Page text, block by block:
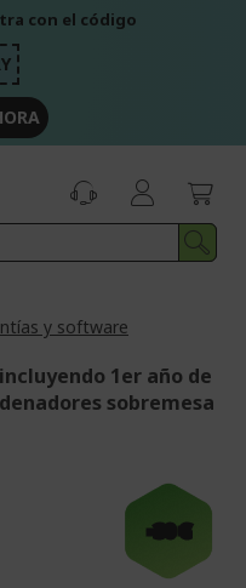
con el código
y software
1er año de
sobremesa
-30 €